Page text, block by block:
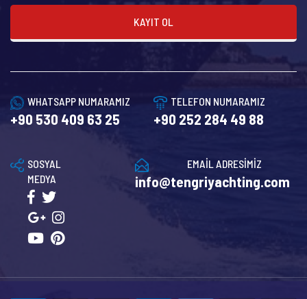
KAYIT OL
WHATSAPP NUMARAMIZ
+90 530 409 63 25
TELEFON NUMARAMIZ
+90 252 284 49 88
EMAİL ADRESİMİZ
info@tengriyachting.com
SOSYAL
MEDYA